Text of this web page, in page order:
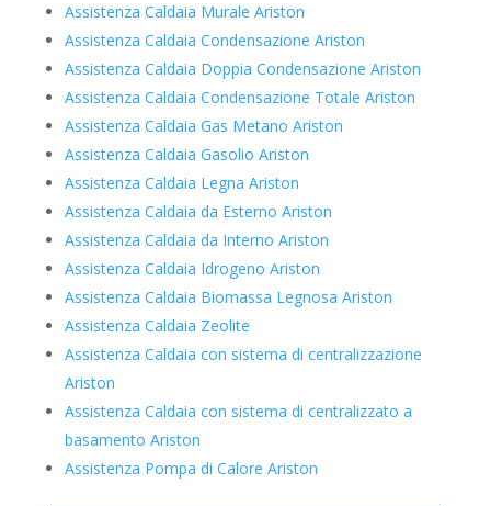
Assistenza Caldaia Murale Ariston
Assistenza Caldaia Condensazione Ariston
Assistenza Caldaia Doppia Condensazione Ariston
Assistenza Caldaia Condensazione Totale Ariston
Assistenza Caldaia Gas Metano Ariston
Assistenza Caldaia Gasolio Ariston
Assistenza Caldaia Legna Ariston
Assistenza Caldaia da Esterno Ariston
Assistenza Caldaia da Interno Ariston
Assistenza Caldaia Idrogeno Ariston
Assistenza Caldaia Biomassa Legnosa Ariston
Assistenza Caldaia Zeolite
Assistenza Caldaia con sistema di centralizzazione
Ariston
Assistenza Caldaia con sistema di centralizzato a
basamento Ariston
Assistenza Pompa di Calore Ariston